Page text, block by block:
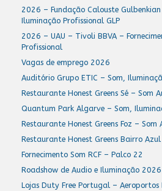
2026 – Fundação Calouste
Iluminação Profissional GLP
2026 – UAU – Tivoli BBVA –
Profissional
Vagas de emprego 2026
Auditório Grupo ETIC – Som,
Restaurante Honest Greens Sé – Som
Quantum Park Algarve – Som,
Restaurante Honest Greens Foz – Som
Restaurante Honest Greens Bairro
Fornecimento Som RCF – Palco 22
Roadshow de Audio e Iluminação
Lojas Duty Free Portugal – Aeroportos